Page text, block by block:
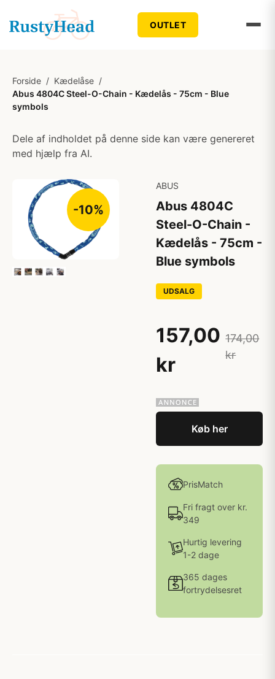
OUTLET
Forside / Kædelåse /
Abus 4804C Steel-O-Chain - Kædelås - 75cm - Blue
symbols
Dele af indholdet på denne side kan være genereret
med hjælp fra AI.
-10%
ABUS
Abus 4804C
Steel-O-Chain -
Kædelås - 75cm -
Blue symbols
UDSALG
157,00
kr
174,00
kr
Køb her
PrisMatch
Fri fragt over kr.
349
Hurtig levering
1-2 dage
365 dages
fortrydelsesret